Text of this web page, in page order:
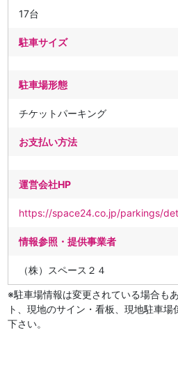
17台
駐車サイズ
駐車場形態
チケットパーキング
お支払い方法
運営会社HP
https://space24.co.jp/parkings/
情報参照・提供事業者
（株）スペース２４
※駐車場情報は変更されている場合も
ト、現地のサイン・看板、現地駐車
下さい。